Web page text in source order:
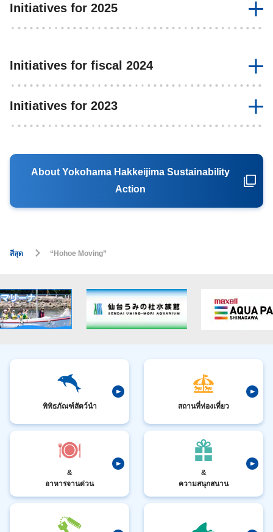
Initiatives for 2025
Initiatives for fiscal 2024
Initiatives for 2023
About Yokohama Hakkeijima Sustainability
Action
สีสุด “Hohoe Moving”
พิพิธภัณฑ์สัตว์นำ สถานที่ท่องเที่ยว
&
อาหารจานด่วน
&
ความสนุกสนาน